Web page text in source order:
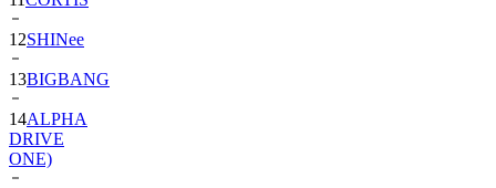
12SHINee
13BIGBANG
14ALPHA
DRIVE
ONE)